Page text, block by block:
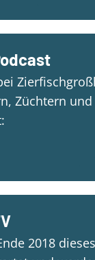
Züchtern
2018